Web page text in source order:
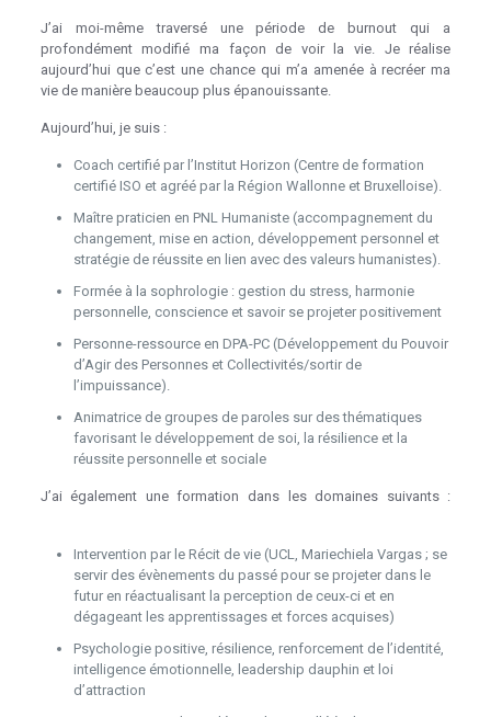
J’ai moi-même traversé une période de burnout qui a
profondément modifié ma façon de voir la vie. Je réalise
aujourd’hui que c’est une chance qui m’a amenée à recréer ma
vie de manière beaucoup plus épanouissante.Thérapie Mons
Aujourd’hui, je suis :Sophrologue dans le Hainaut
Coach certifié par l’Institut Horizon (Centre de formation
certifié ISO et agréé par la Région Wallonne et Bruxelloise).
Maître praticien en PNL Humaniste (accompagnement du
changement, mise en action, développement personnel et
stratégie de réussite en lien avec des valeurs humanistes).
Formée à la sophrologie : gestion du stress, harmonie
personnelle, conscience et savoir se projeter positivement
Personne-ressource en DPA-PC (Développement du Pouvoir
d’Agir des Personnes et Collectivités/sortir de
l’impuissance).
Animatrice de groupes de paroles sur des thématiques
favorisant le développement de soi, la résilience et la
réussite personnelle et sociale
J’ai également une formation dans les domaines suivants :
Intervention par le Récit de vie (UCL, Mariechiela Vargas ; se
servir des évènements du passé pour se projeter dans le
futur en réactualisant la perception de ceux-ci et en
dégageant les apprentissages et forces acquises)
Psychologie positive, résilience, renforcement de l’identité,
intelligence émotionnelle, leadership dauphin et loi
d’attraction